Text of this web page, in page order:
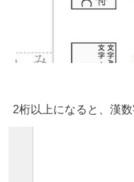
2桁以上になると、漢